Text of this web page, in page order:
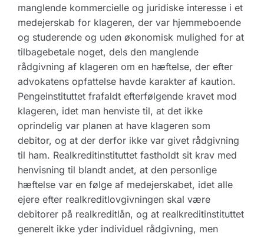
manglende kommercielle og juridiske interesse i et
medejerskab for klageren, der var hjemmeboende
og studerende og uden økonomisk mulighed for at
tilbagebetale noget, dels den manglende
rådgivning af klageren om en hæftelse, der efter
advokatens opfattelse havde karakter af kaution.
Pengeinstituttet frafaldt efterfølgende kravet mod
klageren, idet man henviste til, at det ikke
oprindelig var planen at have klageren som
debitor, og at der derfor ikke var givet rådgivning
til ham. Realkreditinstituttet fastholdt sit krav med
henvisning til blandt andet, at den personlige
hæftelse var en følge af medejerskabet, idet alle
ejere efter realkreditlovgivningen skal være
debitorer på realkreditlån, og at realkreditinstituttet
generelt ikke yder individuel rådgivning, men